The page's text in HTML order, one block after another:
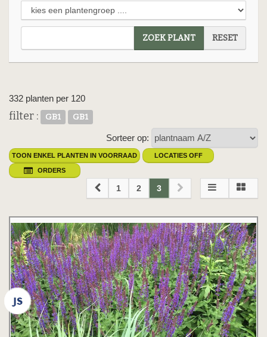
ZOEK PLANT RESET
332 planten per 120
filter : GB1 GB1
Sorteer op:
TOON ENKEL PLANTEN IN VOORRAAD LOCATIES OFF
ORDERS
1 2 3